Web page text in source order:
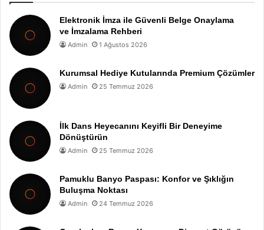
Elektronik İmza ile Güvenli Belge Onaylama
ve İmzalama Rehberi
Admin 1 Ağustos 2026
Kurumsal Hediye Kutularında Premium Çözümler
Admin 25 Temmuz 2026
İlk Dans Heyecanını Keyifli Bir Deneyime
Dönüştürün
Admin 25 Temmuz 2026
Pamuklu Banyo Paspası: Konfor ve Şıklığın
Buluşma Noktası
Admin 24 Temmuz 2026